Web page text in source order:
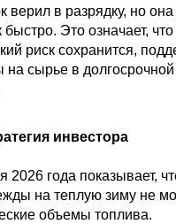
верил в разрядку, но
быстро. Это означает,
риск сохранится,
на сырье в долгосрочной
инвестора
2026 года показывает,
на теплую зиму не
объемы топлива.